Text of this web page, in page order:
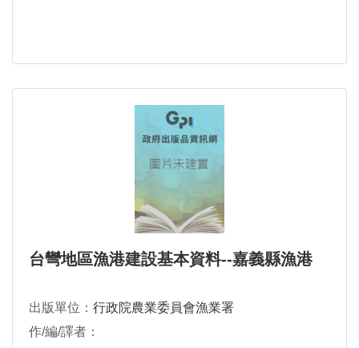
台彎地區漁港建設基本資料--嘉義縣漁港
出版單位： 行政院農業委員會漁業署
作/編/譯者：